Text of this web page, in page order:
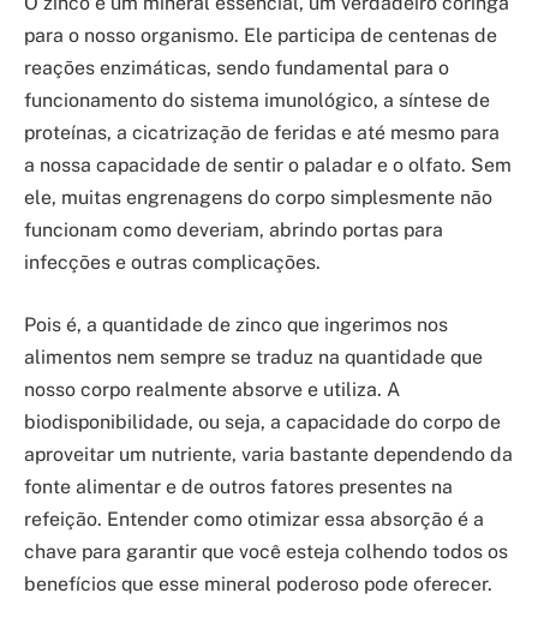
para o nosso organismo. Ele participa de centenas de
reações enzimáticas, sendo fundamental para o
funcionamento do sistema imunológico, a síntese de
proteínas, a cicatrização de feridas e até mesmo para
a nossa capacidade de sentir o paladar e o olfato. Sem
ele, muitas engrenagens do corpo simplesmente não
funcionam como deveriam, abrindo portas para
infecções e outras complicações.
Pois é, a quantidade de zinco que ingerimos nos
alimentos nem sempre se traduz na quantidade que
nosso corpo realmente absorve e utiliza. A
biodisponibilidade, ou seja, a capacidade do corpo de
aproveitar um nutriente, varia bastante dependendo da
fonte alimentar e de outros fatores presentes na
refeição. Entender como otimizar essa absorção é a
chave para garantir que você esteja colhendo todos os
benefícios que esse mineral poderoso pode oferecer.